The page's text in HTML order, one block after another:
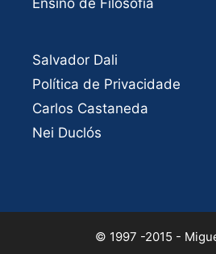
Ensino de Filosofia
Salvador Dali
Política de Privacidade
Carlos Castaneda
Nei Duclós
© 1997 -2015 -